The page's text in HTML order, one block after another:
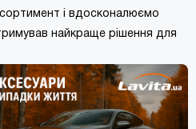
і вдосконалюємо
найкраще рішення для